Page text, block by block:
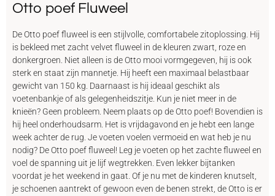
Otto poef Fluweel
De Otto poef fluweel is een stijlvolle, comfortabele zitoplossing. Hij
is bekleed met zacht velvet fluweel in de kleuren zwart, roze en
donkergroen. Niet alleen is de Otto mooi vormgegeven, hij is ook
sterk en staat zijn mannetje. Hij heeft een maximaal belastbaar
gewicht van 150 kg. Daarnaast is hij ideaal geschikt als
voetenbankje of als gelegenheidszitje. Kun je niet meer in de
knieën? Geen probleem. Neem plaats op de Otto poef! Bovendien is
hij heel onderhoudsarm. Het is vrijdagavond en je hebt een lange
week achter de rug. Je voeten voelen vermoeid en wat heb je nu
nodig? De Otto poef fluweel! Leg je voeten op het zachte fluweel en
voel de spanning uit je lijf wegtrekken. Even lekker bijtanken
voordat je het weekend in gaat. Of je nu met de kinderen knutselt,
je schoenen aantrekt of gewoon even de benen strekt, de Otto is er